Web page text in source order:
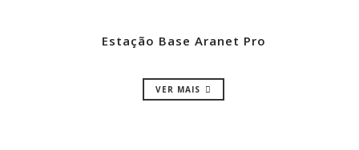
Estação Base Aranet Pro
VER MAIS